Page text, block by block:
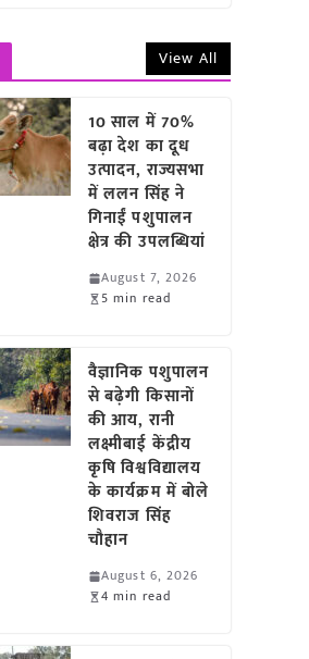
View All
10 साल में 70%
बढ़ा देश का दूध
उत्पादन, राज्यसभा
में ललन सिंह ने
गिनाईं पशुपालन
क्षेत्र की उपलब्धियां
August 7, 2026
5 min read
वैज्ञानिक पशुपालन
से बढ़ेगी किसानों
की आय, रानी
लक्ष्मीबाई केंद्रीय
कृषि विश्वविद्यालय
के कार्यक्रम में बोले
शिवराज सिंह
चौहान
August 6, 2026
4 min read